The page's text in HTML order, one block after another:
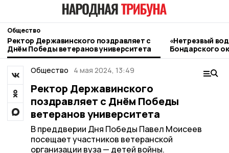
Общество
Ректор Державинского поздравляет с
Днём Победы ветеранов университета
«Нетрезвый
Бондарского
контроль
Общество
4 мая 2024, 13:49
Ректор Державинского
поздравляет с Днём Победы
ветеранов университета
В преддверии Дня Победы Павел Моисеев
посещает участников ветеранской
организации вуза — детей войны.